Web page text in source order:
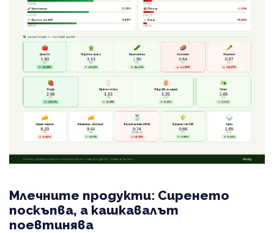
Млечните продукти: Сиренето
поскъпва, а кашкавалът
поевтинява